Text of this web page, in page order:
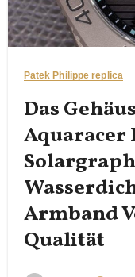
Patek Philippe replica
Das
Aquaracer
Armband
Qualität